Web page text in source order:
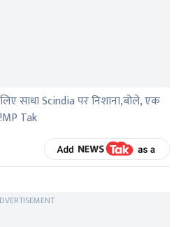
साधा Scindia पर निशाना,बोले, एक
Tak